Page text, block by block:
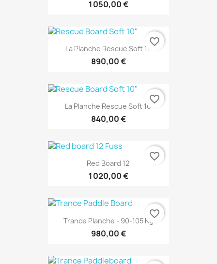
1 050,00 €
La Planche Rescue Soft 11'
890,00 €
favorite_border
La Planche Rescue Soft 10'
840,00 €
favorite_border
Red Board 12'
1 020,00 €
favorite_border
Trance Planche - 90-105 Kg
980,00 €
favorite_border